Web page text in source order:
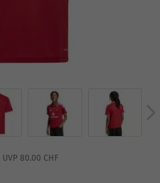
UVP 80.00 CHF